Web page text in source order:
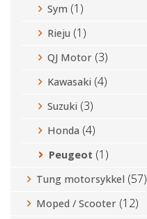
Sym (1)
Rieju (1)
QJ Motor (3)
Kawasaki (4)
Suzuki (3)
Honda (4)
Peugeot (1)
Tung motorsykkel (57)
Moped / Scooter (12)